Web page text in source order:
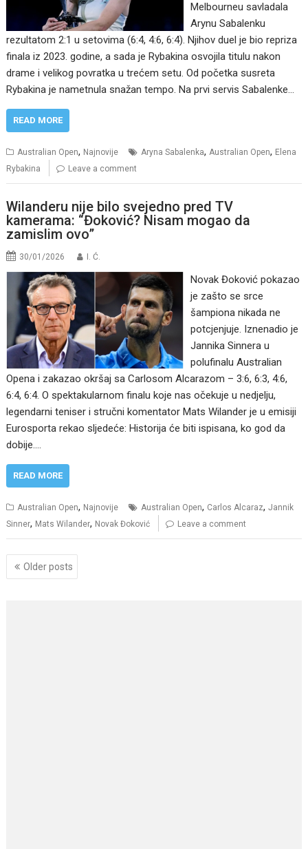
Melbourneu savladala
Arynu Sabalenku
rezultatom 2:1 u setovima (6:4, 4:6, 6:4). Njihov duel je bio repriza
finala iz 2023. godine, a sada je Rybakina osvojila titulu nakon
drame i velikog povratka u trećem setu. Od početka susreta
Rybakina je nametnula snažan tempo. Na prvi servis Sabalenke…
READ MORE
Australian Open, Najnovije Aryna Sabalenka,Australian Open, Elena
Rybakina
Leave a comment
Wilanderu nije bilo svejedno pred TV
kamerama: “Đoković? Nisam mogao da
zamislim ovo”
30/01/2026 I. Ć.
Novak Đoković pokazao
je zašto se srce
šampiona nikada ne
potcjenjuje. Iznenadio je
Jannika Sinnera u
polufinalu Australian
Opena i zakazao okršaj sa Carlosom Alcarazom – 3:6, 6:3, 4:6,
6:4, 6:4. O spektakularnom finalu koje nas očekuje u nedjelju,
legendarni teniser i stručni komentator Mats Wilander je u emisiji
Eurosporta rekao sljedeće: Historija će biti ispisana, ko god da
dobije.…
READ MORE
Australian Open, Najnovije Australian Open, Carlos Alcaraz,Jannik
Sinner, Mats Wilander, Novak Đoković Leave a comment
Posts
navigation
Older posts